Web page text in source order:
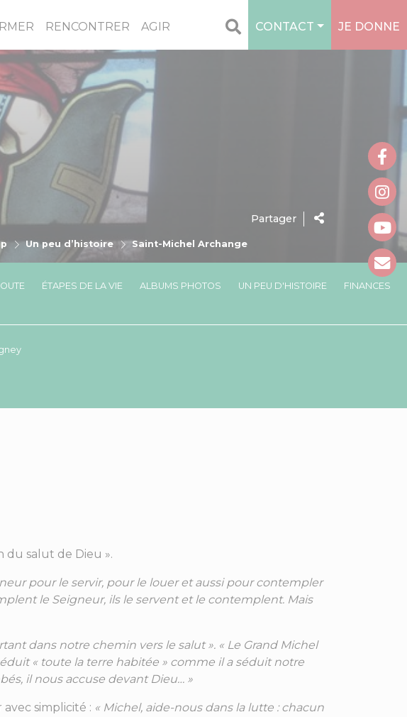
RENCONTRER AGIR CONTACT JE DONNE
Partager
Un peu d’histoire Saint-Michel Archange
ÉTAPES DE LA VIE ALBUMS PHOTOS UN PEU D'HISTOIRE
FINANCES
du salut de Dieu ».
pour le servir, pour le louer et aussi pour contempler
le Seigneur, ils le servent et le contemplent. Mais
dans notre chemin vers le salut ». « Le Grand Michel
« toute la terre habitée » comme il a séduit notre
il nous accuse devant Dieu… »
simplicité : « Michel, aide-nous dans la lutte : chacun